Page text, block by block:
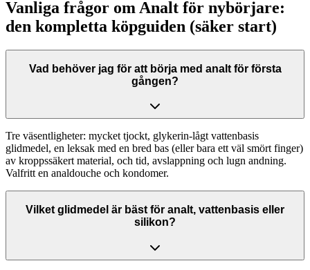
Vanliga frågor om Analt för nybörjare:
den kompletta köpguiden (säker start)
Vad behöver jag för att börja med analt för första
gången?
Tre väsentligheter: mycket tjockt, glykerin-lågt vattenbasis
glidmedel, en leksak med en bred bas (eller bara ett väl smört finger)
av kroppssäkert material, och tid, avslappning och lugn andning.
Valfritt en analdouche och kondomer.
Vilket glidmedel är bäst för analt, vattenbasis eller
silikon?